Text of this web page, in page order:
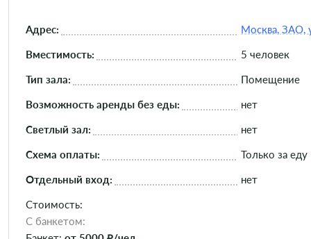
Адрес:
Москва, ЗАО,
Вместимость:
5 человек
Тип зала:
Помещение
Возможность аренды без еды:
нет
Светлый зал:
нет
Схема оплаты:
Только за
Отдельный вход:
нет
Стоимость:
C банкетом: